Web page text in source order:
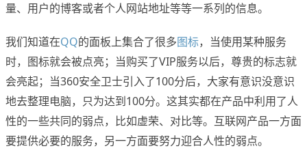
量、用户的博客或者个人网站地址等等一系列的信息。
我们知道在QQ的面板上集合了很多图标，当使用某种服务
时，图标就会被点亮；当购买了VIP服务以后，尊贵的标志就
会亮起；当360安全卫士引入了100分后，大家有意识没意识
地去整理电脑，只为达到100分。这其实都在产品中利用了人
性的一些共同的弱点，比如虚荣、对比等。互联网产品一方面
要提供必要的服务，另一方面要努力迎合人性的弱点。